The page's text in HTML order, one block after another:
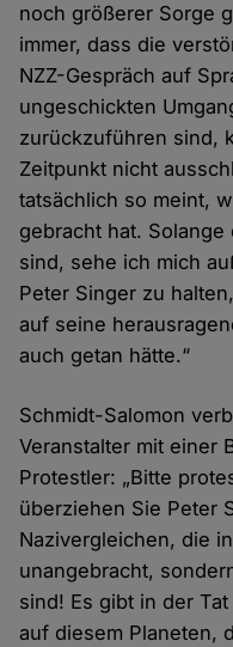
noch größerer Sorge
immer, dass die
NZZ-Gespräch auf
ungeschickten
zurückzuführen sind,
Zeitpunkt nicht
tatsächlich so meint,
gebracht hat.
sind, sehe ich mich
Peter Singer zu
auf seine
auch getan hätte.“
Schmidt-Salomon
Veranstalter mit einer
Protestler: „Bitte
überziehen Sie Peter
Nazivergleichen, die
unangebracht,
sind! Es gibt in der
auf diesem Planeten,